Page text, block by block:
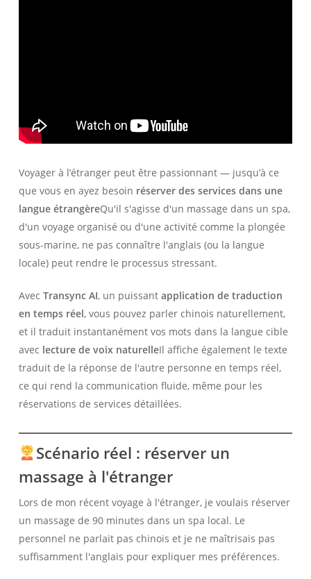
Voyager à l’étranger peut être passionnant — jusqu’à ce
que vous en ayez besoin réserver des services dans une
langue étrangèreQu'il s'agisse d'un massage dans un spa,
d'un voyage organisé ou d'une activité comme la plongée
sous-marine, ne pas connaître l'anglais (ou la langue
locale) peut rendre le processus stressant.
Avec Transync AI, un puissant application de traduction
en temps réel, vous pouvez parler chinois naturellement,
et il traduit instantanément vos mots dans la langue cible
avec lecture de voix naturelleIl affiche également le texte
traduit de la réponse de l'autre personne en temps réel,
ce qui rend la communication fluide, même pour les
réservations de services détaillées.
Scénario réel : réserver un
massage à l'étranger
Lors de mon récent voyage à l'étranger, je voulais réserver
un massage de 90 minutes dans un spa local. Le
personnel ne parlait pas chinois et je ne maîtrisais pas
suffisamment l'anglais pour expliquer mes préférences.